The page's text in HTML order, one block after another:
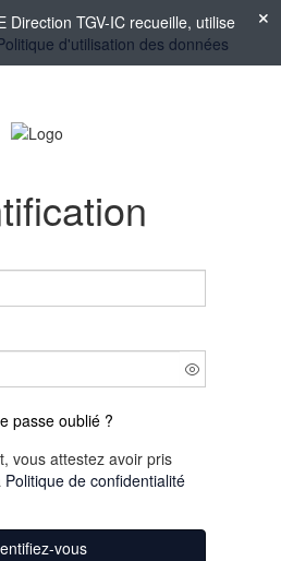
Direction TGV-IC recueille, utilise
d'utilisation des données
passe oublié ?
vous attestez avoir pris
Politique de confidentialité
vous